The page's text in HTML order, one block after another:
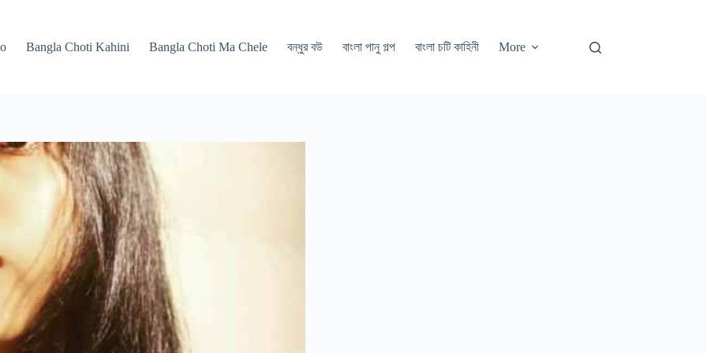
Bangla Choti Kahini Bangla Choti Ma Chele বন্ধুর বউ বাংলা পানু গল্প বাংলা চটি কাহিনী More